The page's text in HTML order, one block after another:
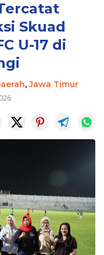
Skuad
U-17 di
,Jawa Timur